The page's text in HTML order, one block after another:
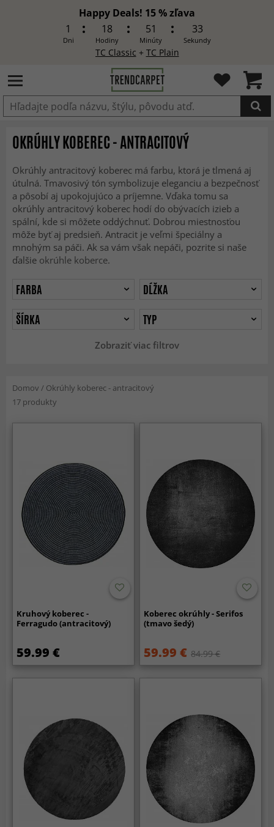
Happy Deals! 15 % zľava
1
Dni
18
Hodiny
51
Minúty
31
Sekundy
TC Classic + TC Plain
Produkt bol pridaný do košíka
OKRÚHLY KOBEREC - ANTRACITOVÝ
Okrúhly antracitový koberec má farbu, ktorá je tlmená aj
útulná. Tmavosivý tón symbolizuje eleganciu a bezpečnosť
a pôsobí aj upokojujúco a príjemne. Vďaka tomu sa
okrúhly antracitový koberec hodí do obývacích izieb a
spální, kde si môžete oddýchnuť. Dobrou miestnosťou
môže byť aj predsieň. Antracit je veľmi špeciálny a
mnohým sa páči. Ak sa vám však nepáči, pozrite si naše
ďalšie okrúhle koberce.
Zobraziť viac filtrov
FARBA
DĹŽKA
ŠÍRKA
TYP
Domov / Okrúhly koberec - antracitový
17 produkty
Kruhový koberec -
Ferragudo (antracitový)
59.99 €
Koberec okrúhly - Serifos
(tmavo šedý)
59.99 € 84.99 €